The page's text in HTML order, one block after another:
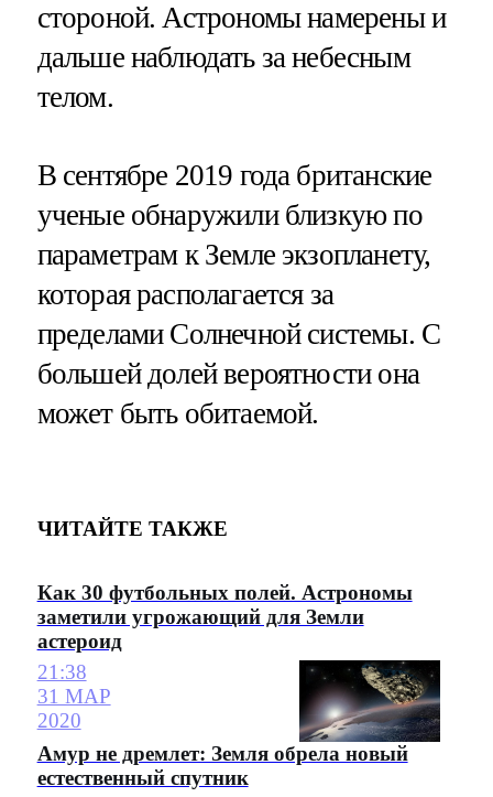
стороной. Астрономы намерены и
дальше наблюдать за небесным
телом.
В сентябре 2019 года британские
ученые обнаружили близкую по
параметрам к Земле экзопланету,
которая располагается за
пределами Солнечной системы. С
большей долей вероятности она
может быть обитаемой.
ЧИТАЙТЕ ТАКЖЕ
Как 30 футбольных полей. Астрономы
заметили угрожающий для Земли
астероид
21:38
31 МАР
2020
Амур не дремлет: Земля обрела новый
естественный спутник